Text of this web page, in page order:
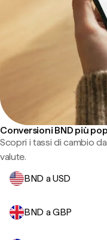
Conversioni BND più
Scopri i tassi di cambio
valute.
BND a USD
BND a GBP